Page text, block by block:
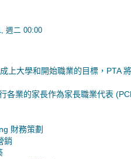
週二 00:00
上大學和開始職業的目標，PTA
各業的家長作為家長職業代表
財務策劃
銷